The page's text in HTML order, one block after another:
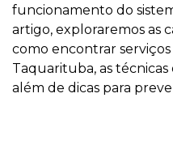
funcionamento do
artigo, exploraremos as
como encontrar
Taquarituba, as
além de dicas para